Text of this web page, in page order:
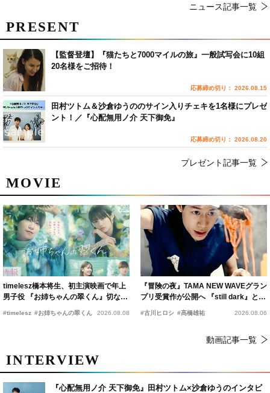
ニュース記事一覧
MOVIE
timelesz橋本将生、初主演映画で年上
男子役 『お姉ちゃんの翠くん』切ない
恋の幕開けを予感
#timelesz #お姉ちゃんの翠くん 2026.08.08
『冒険の夜』TAMA NEW WAVEグラン
プリ受賞作が公開へ 『still dark』と同
時上映決定
#古川ヒロシ #髙橋雄祐 2026.08.06
動画記事一覧
INTERVIEW
『心配無用ノ介 天下御免』田村ツトム×沙倉ゆうのインタビ
PRESENT
【監督登壇】『猫たちと7000マイルの旅』一般試写会に10組
20名様をご招待！
応募締め切り： 2026.08.15
田村ツトム＆沙倉ゆうののサイン入りチェキを1名様にプレゼ
ント！／『心配無用ノ介 天下御免』
応募締め切り： 2026.08.20
プレゼント記事一覧